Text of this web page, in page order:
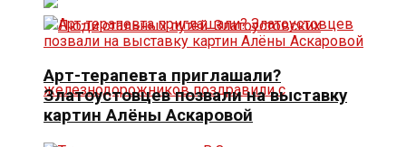
Арт-терапевта приглашали?
Златоустовцев позвали на выставку
картин Алёны Аскаровой